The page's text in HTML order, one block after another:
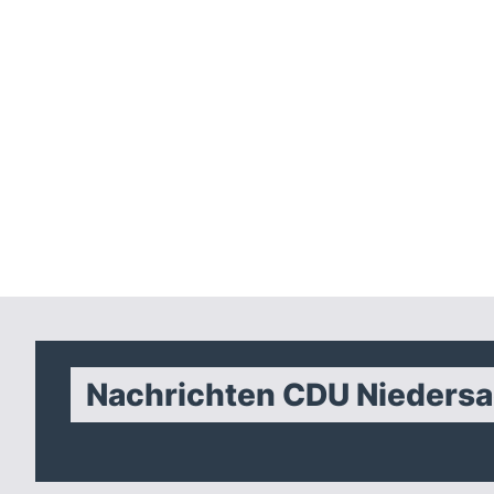
Nachrichten CDU